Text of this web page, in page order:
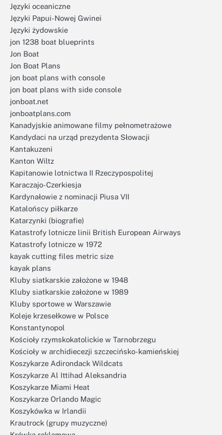
Języki oceaniczne
Języki Papui-Nowej Gwinei
Języki żydowskie
jon 1238 boat blueprints
Jon Boat
Jon Boat Plans
jon boat plans with console
jon boat plans with side console
jonboat.net
jonboatplans.com
Kanadyjskie animowane filmy pełnometrażowe
Kandydaci na urząd prezydenta Słowacji
Kantakuzeni
Kanton Wiltz
Kapitanowie lotnictwa II Rzeczypospolitej
Karaczajo-Czerkiesja
Kardynałowie z nominacji Piusa VII
Katalońscy piłkarze
Katarzynki (biografie)
Katastrofy lotnicze linii British European Airways
Katastrofy lotnicze w 1972
kayak cutting files metric size
kayak plans
Kluby siatkarskie założone w 1948
Kluby siatkarskie założone w 1989
Kluby sportowe w Warszawie
Koleje krzesełkowe w Polsce
Konstantynopol
Kościoły rzymskokatolickie w Tarnobrzegu
Kościoły w archidiecezji szczecińsko-kamieńskiej
Koszykarze Adirondack Wildcats
Koszykarze Al Ittihad Aleksandria
Koszykarze Miami Heat
Koszykarze Orlando Magic
Koszykówka w Irlandii
Krautrock (grupy muzyczne)